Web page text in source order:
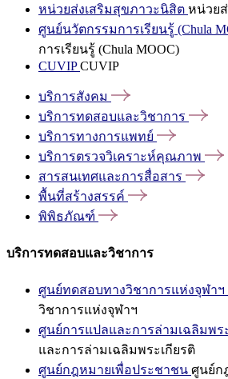
หน่วยส่งเสริมสุขภาวะนิสิต หน่วย
ศูนย์นวัตกรรมการเรียนรู้ (Chula
การเรียนรู้ (Chula MOOC)
CUVIPCUVIP
บริการสังคม
บริการทดสอบและวิชาการ
บริการทางการแพทย์
บริการตรวจวิเคราะห์คุณภาพ
สารสนเทศและการสื่อสาร
พื้นที่สร้างสรรค์
พิพิธภัณฑ์
บริการทดสอบและวิชาการ
ศูนย์ทดสอบทางวิชาการแห่งจุฬาฯ
วิชาการแห่งจุฬาฯ
ศูนย์การแปลและการล่ามเฉลิมพร
และการล่ามเฉลิมพระเกียรติ
ศูนย์กฎหมายเพื่อประชาชน ศูนย์ก